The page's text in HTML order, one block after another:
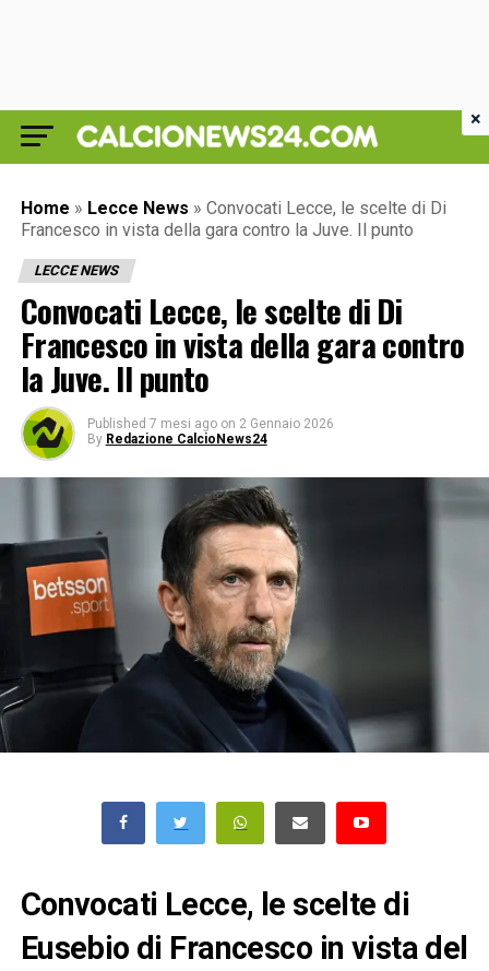
Home » Lecce News » Convocati Lecce, le scelte di Di
Francesco in vista della gara contro la Juve. Il punto
LECCE NEWS
Convocati Lecce, le scelte di Di
Francesco in vista della gara contro
la Juve. Il punto
Published 7 mesi ago on 2 Gennaio 2026
By Redazione CalcioNews24
Convocati Lecce, le scelte di
Eusebio di Francesco in vista del
×